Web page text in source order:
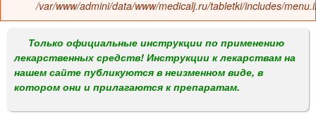
о
м
е
н
ошибке
/var/www/admini/data/www/medicalj.ru/tabletki/includes/
Только официальные инструкции по применению
лекарственных средств! Инструкции к лекарствам на
нашем сайте публикуются в неизменном виде, в
котором они и прилагаются к препаратам.